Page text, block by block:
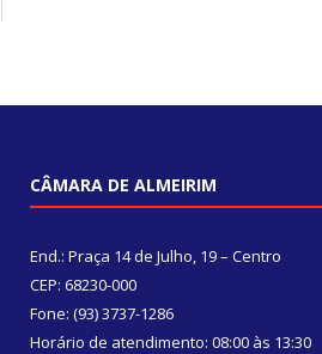
CÂMARA DE ALMEIRIM
End.: Praça 14 de Julho, 19 – Centro
CEP: 68230-000
Fone: (93) 3737-1286
Horário de atendimento: 08:00 às 13:30